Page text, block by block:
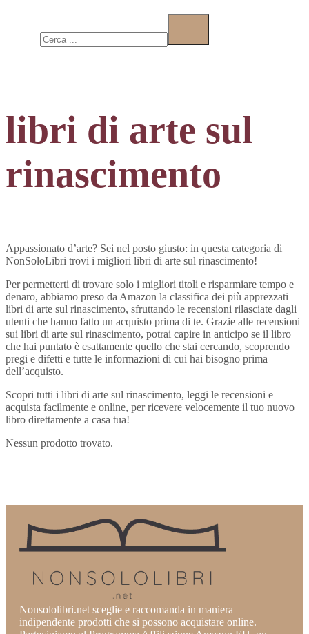
libri di arte sul
rinascimento
Appassionato d’arte? Sei nel posto giusto: in questa categoria di
NonSoloLibri trovi i migliori libri di arte sul rinascimento!
Per permetterti di trovare solo i migliori titoli e risparmiare tempo e
denaro, abbiamo preso da Amazon la classifica dei più apprezzati
libri di arte sul rinascimento, sfruttando le recensioni rilasciate dagli
utenti che hanno fatto un acquisto prima di te. Grazie alle recensioni
sui libri di arte sul rinascimento, potrai capire in anticipo se il libro
che hai puntato è esattamente quello che stai cercando, scoprendo
pregi e difetti e tutte le informazioni di cui hai bisogno prima
dell’acquisto.
Scopri tutti i libri di arte sul rinascimento, leggi le recensioni e
acquista facilmente e online, per ricevere velocemente il tuo nuovo
libro direttamente a casa tua!
Nessun prodotto trovato.
Nonsololibri.net sceglie e raccomanda in maniera
indipendente prodotti che si possono acquistare online.